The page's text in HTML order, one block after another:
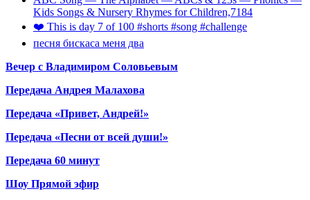
Kids Songs & Nursery Rhymes for Children,7184
❤️ This is day 7 of 100 #shorts #song #challenge
песня бискаса меня два
Вечер с Владимиром Соловьевым
Передача Андрея Малахова
Передача «Привет, Андрей!»
Передача «Песни от всей души!»
Передача 60 минут
Шоу Прямой эфир